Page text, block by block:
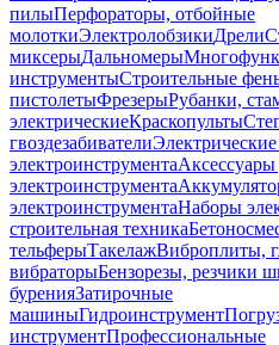
пилыПерфораторы, отбойные
молоткиЭлектролобзикиДрели
миксерыДальномеры
инструментыСтроительные
пистолетыФрезерыРубанки,
электрическиеКраскопульты
гвоздезабиватели
электроинструментаАксессуары
электроинструмента
электроинструментаНаборы
строительная техника
тельферыТакелажВиброплиты,
вибраторыБензорезы, резчики
буренияЗатирочные
машиныГидроинструмент
инструментПрофессиональные